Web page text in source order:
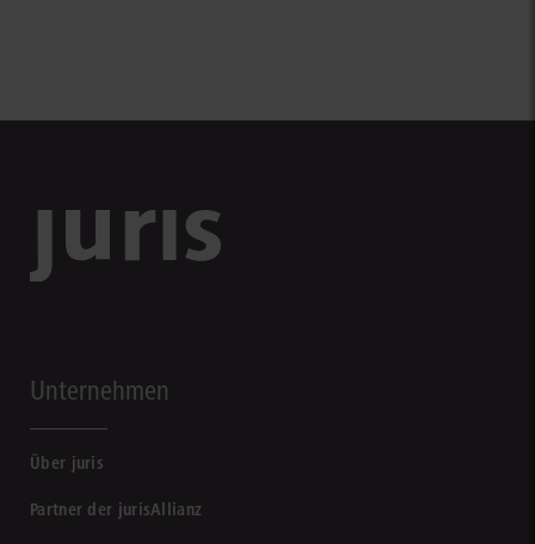
Unternehmen
Über juris
Partner der jurisAllianz